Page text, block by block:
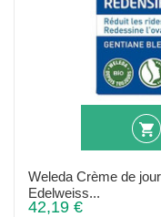
Weleda Crème de
Edelweiss...
42,19 €